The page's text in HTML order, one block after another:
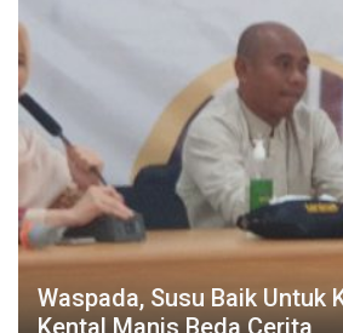
Waspada, Susu Baik Untuk
Kental Manis Beda Cerita